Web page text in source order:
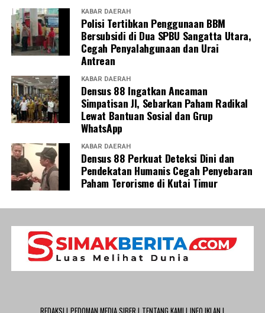
KABAR DAERAH
Polisi Tertibkan Penggunaan BBM
Bersubsidi di Dua SPBU Sangatta Utara,
Cegah Penyalahgunaan dan Urai
Antrean
KABAR DAERAH
Densus 88 Ingatkan Ancaman
Simpatisan JI, Sebarkan Paham Radikal
Lewat Bantuan Sosial dan Grup
WhatsApp
KABAR DAERAH
Densus 88 Perkuat Deteksi Dini dan
Pendekatan Humanis Cegah Penyebaran
Paham Terorisme di Kutai Timur